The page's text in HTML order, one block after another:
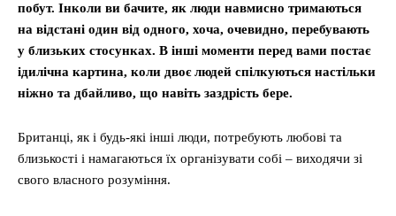
побут. Інколи ви бачите, як люди навмисно тримаються
на відстані один від одного, хоча, очевидно, перебувають
у близьких стосунках. В інші моменти перед вами постає
ідилічна картина, коли двоє людей спілкуються настільки
ніжно та дбайливо, що навіть заздрість бере.
Британці, як і будь-які інші люди, потребують любові та
близькості і намагаються їх організувати собі – виходячи зі
свого власного розуміння.